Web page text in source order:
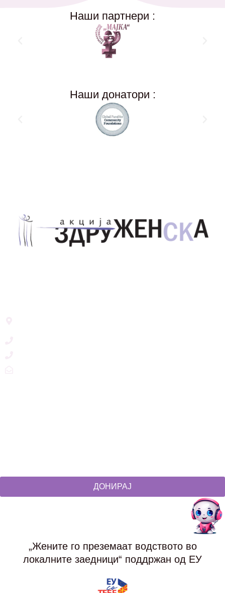
Наши партнери :
Наши донатори :
ДОНИРАЈ
„Жените го преземаат водството во
локалните заедници“ поддржан од ЕУ